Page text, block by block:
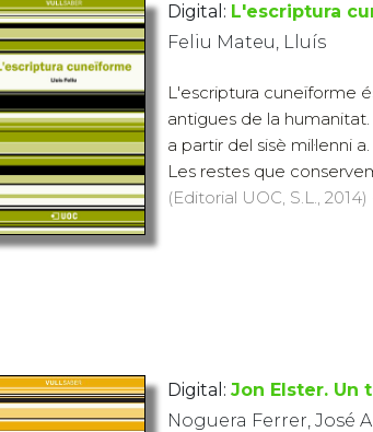
Digital: L'escriptura
Feliu Mateu, Lluís
L'escriptura cuneïforme
antigues de la
a partir del sisè mil·lenni
Les restes que
(Editorial UOC, S.L., 2014)
Digital: Jon Elster. Un
Noguera Ferrer, José